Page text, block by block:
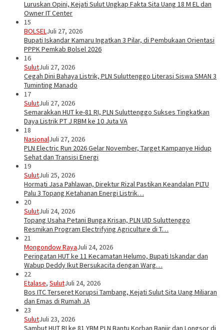
Luruskan Opini, Kejati Sulut Ungkap Fakta Sita Uang 18 M EL dan
Owner IT Center
15
BOLSELJuli 27, 2026
Bupati Iskandar Kamaru Ingatkan 3 Pilar, di Pembukaan Orientasi
PPPK Pemkab Bolsel 2026
16
SulutJuli 27, 2026
Cegah Dini Bahaya Listrik, PLN Suluttenggo Literasi Siswa SMAN 3
Tuminting Manado
17
SulutJuli 27, 2026
Semarakkan HUT ke-81 RI, PLN Suluttenggo Sukses Tingkatkan
Daya Listrik PT J RBM ke 10 Juta VA
18
NasionalJuli 27, 2026
PLN Electric Run 2026 Gelar November, Target Kampanye Hidup
Sehat dan Transisi Energi
19
SulutJuli 25, 2026
Hormati Jasa Pahlawan, Direktur Rizal Pastikan Keandalan PLTU
Palu 3 Topang Ketahanan Energi Listrik…
20
SulutJuli 24, 2026
Topang Usaha Petani Bunga Krisan, PLN UID Suluttenggo
Resmikan Program Electrifying Agriculture di T…
21
Mongondow RayaJuli 24, 2026
Peringatan HUT ke 11 Kecamatan Helumo, Bupati Iskandar dan
Wabup Deddy Ikut Bersukacita dengan Warg…
22
Etalase, SulutJuli 24, 2026
Bos ITC Terseret Korupsi Tambang, Kejati Sulut Sita Uang Miliaran
dan Emas di Rumah JA
23
SulutJuli 23, 2026
Sambut HUT RI ke 81 YBM PLN Bantu Korban Banjir dan Longsor di